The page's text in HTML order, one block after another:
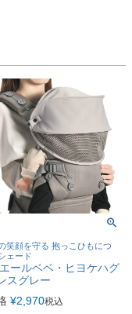
笑顔を守る 抱っこひもにつ
ェード
ールベベ・ヒヨケハグ
スグレー
¥2,970税込